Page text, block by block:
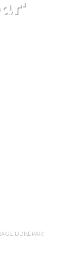
DDRÉPAR’